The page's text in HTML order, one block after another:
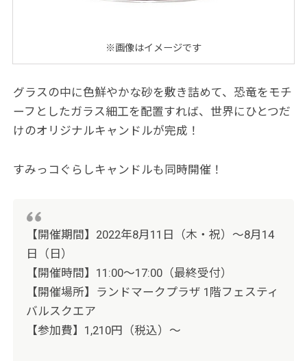
※画像はイメージです
グラスの中に色鮮やかな砂を敷き詰めて、恐竜をモチ
ーフとしたガラス細工を配置すれば、世界にひとつだ
けのオリジナルキャンドルが完成！
すみっコぐらしキャンドルも同時開催！
【開催期間】2022年8月11日（木・祝）～8月14
日（日）
【開催時間】11:00～17:00（最終受付）
【開催場所】ランドマークプラザ 1階フェスティ
バルスクエア
【参加費】1,210円（税込）～